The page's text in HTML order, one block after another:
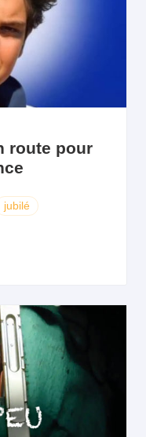
route pour
jubilé